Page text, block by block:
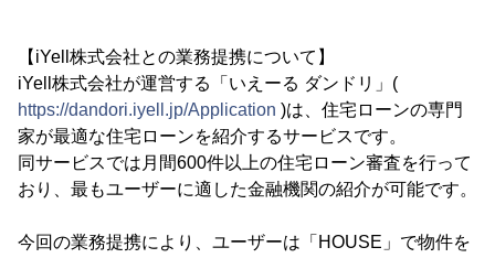
【iYell株式会社との業務提携について】
iYell株式会社が運営する「いえーる ダンドリ」(
https://dandori.iyell.jp/Application )は、住宅ローンの専門
家が最適な住宅ローンを紹介するサービスです。
同サービスでは月間600件以上の住宅ローン審査を行って
おり、最もユーザーに適した金融機関の紹介が可能です。
今回の業務提携により、ユーザーは「HOUSE」で物件を